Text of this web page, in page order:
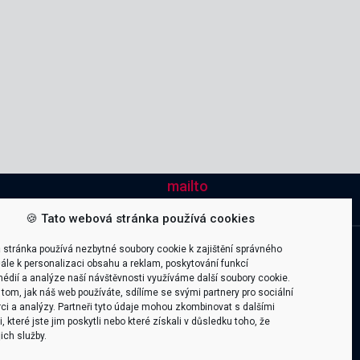
🍪 Tato webová stránka používá cookies
stránka používá nezbytné soubory cookie k zajištění správného
k personalizaci obsahu a reklam, poskytování funkcí
a analýze naší návštěvnosti využíváme další soubory cookie.
tom, jak náš web používáte, sdílíme se svými partnery pro sociální
a analýzy. Partneři tyto údaje mohou zkombinovat s dalšími
které jste jim poskytli nebo které získali v důsledku toho, že
služby.
mailto
office@itica.cz
Kariéra
O firmě
Certifikace & Ocenění